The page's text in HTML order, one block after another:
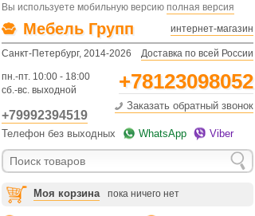
Вы используете мобильную версию полная версия
Мебель Групп интернет-магазин
Санкт-Петербург, 2014-2026 Доставка по всей России
пн.-пт. 10:00 - 18:00
сб.-вс. выходной
+78123098052
+79992394519
Заказать обратный звонок
Телефон без выходных WhatsApp Viber
Моя корзина пока ничего нет